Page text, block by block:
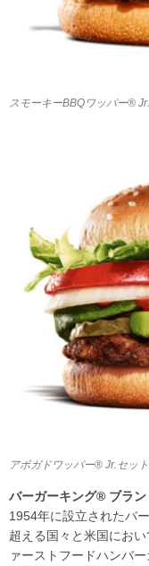
スモーキーBBQワッパー®
アボガドワッパー® Jr.セット
バーガーキング® ブラン
1954年に設立されたバ
超える国々と米国にお
ァーストフードハンバ